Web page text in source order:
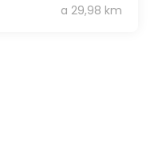
a 29,98 km